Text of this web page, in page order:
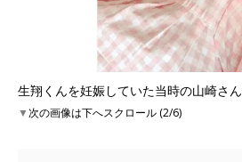
生翔くんを妊娠していた当時の山崎さん
▼次の画像は下へスクロール (2/6)